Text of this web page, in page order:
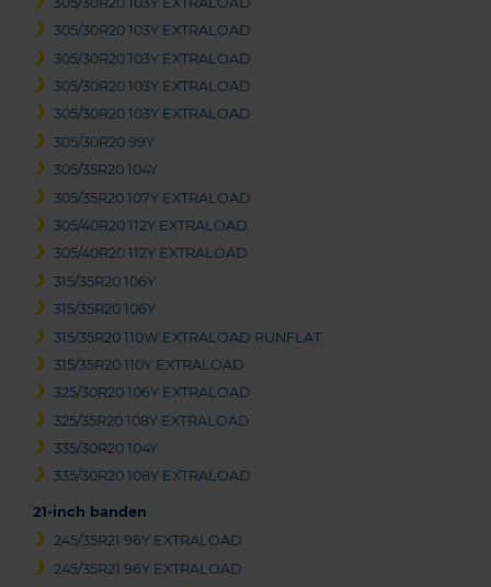
305/30R20 103Y EXTRALOAD
305/30R20 103Y EXTRALOAD
305/30R20 103Y EXTRALOAD
305/30R20 103Y EXTRALOAD
305/30R20 99Y
305/35R20 104Y
305/35R20 107Y EXTRALOAD
305/40R20 112Y EXTRALOAD
305/40R20 112Y EXTRALOAD
315/35R20 106Y
315/35R20 106Y
315/35R20 110W EXTRALOAD RUNFLAT
315/35R20 110Y EXTRALOAD
325/30R20 106Y EXTRALOAD
325/35R20 108Y EXTRALOAD
335/30R20 104Y
335/30R20 108Y EXTRALOAD
21-inch banden
245/35R21 96Y EXTRALOAD
245/35R21 96Y EXTRALOAD